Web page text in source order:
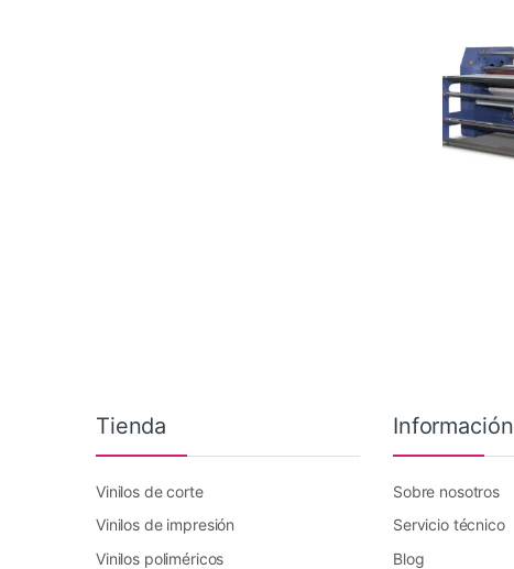
Tienda
Vinilos de corte
Vinilos de impresión
Vinilos poliméricos
Información
Sobre nosotros
Servicio técnico
Blog